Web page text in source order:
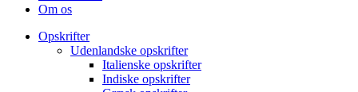
Om os
Opskrifter
Udenlandske opskrifter
Italienske opskrifter
Indiske opskrifter